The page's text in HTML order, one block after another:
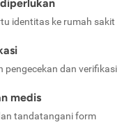
identitas ke rumah sakit
pengecekan dan verifikasi
medis
tandatangani form